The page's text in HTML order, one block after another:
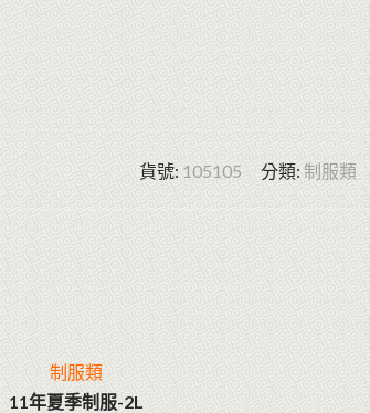
貨號: 105105 分類: 制服類
制服類
11年夏季制服-2L